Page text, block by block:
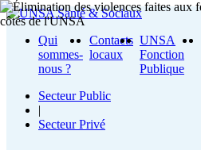
Qui
sommes-
nous ?
Contacts
locaux
UNSA
Fonction
Publique
Secteur Public
|
Secteur Privé